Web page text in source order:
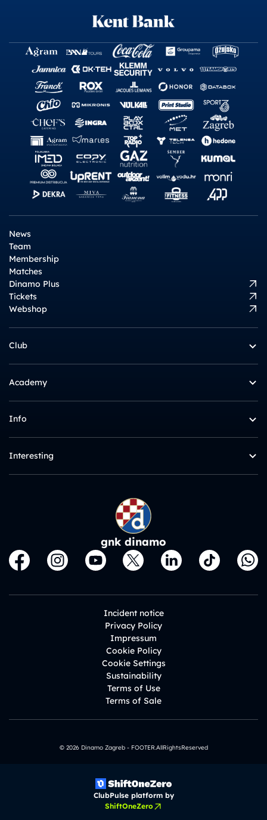
News
Team
Membership
Matches
Dinamo Plus
Tickets
Webshop
Club
Academy
Info
Interesting
gnk dinamo
Incident notice
Privacy Policy
Impressum
Cookie Policy
Cookie Settings
Sustainability
Terms of Use
Terms of Sale
© 2026 Dinamo Zagreb - FOOTER.AllRightsReserved
ClubPulse platform by
ShiftOneZero